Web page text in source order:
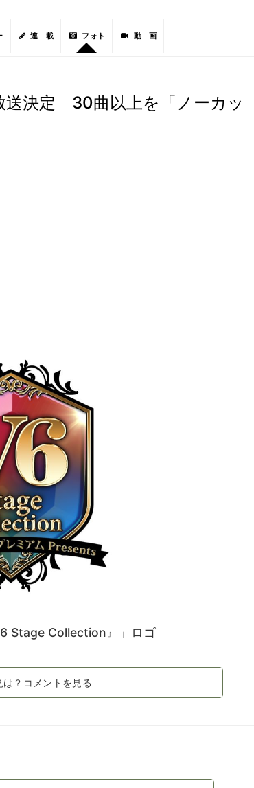
連 載 フォト 動 画
決定 30曲以上を「ノーカッ
Stage Collection』」ロゴ
？コメントを見る